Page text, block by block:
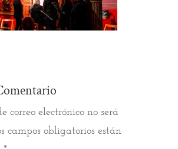
correo electrónico no será
campos obligatorios están